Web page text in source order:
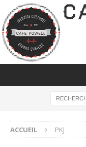
ACCUEIL PKJ